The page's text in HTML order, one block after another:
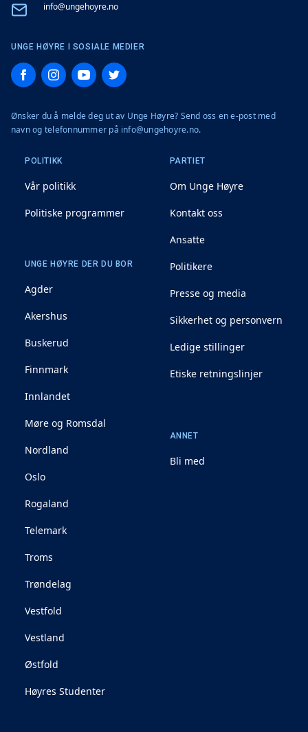
Email info@ungehoyre.no
UNGE HØYRE I SOSIALE MEDIER
FacebookInstagramYouTubeTwitter
Ønsker du å melde deg ut av Unge Høyre? Send oss en e-post med
navn og telefonnummer på info@ungehoyre.no.
POLITIKK
Vår politikk
Politiske programmer
PARTIET
Om Unge Høyre
Kontakt oss
Ansatte
Politikere
Presse og media
Sikkerhet og personvern
Ledige stillinger
Etiske retningslinjer
UNGE HØYRE DER DU BOR
Agder
Akershus
Buskerud
Finnmark
Innlandet
Møre og Romsdal
Nordland
Oslo
Rogaland
Telemark
Troms
Trøndelag
Vestfold
Vestland
Østfold
Høyres Studenter
ANNET
Bli med